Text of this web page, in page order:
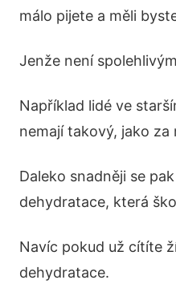
málo pijete a měli
Jenže není
Například lidé ve
nemají takový, jako za
Daleko snadněji se
dehydratace, která
Navíc pokud už cítíte
dehydratace.